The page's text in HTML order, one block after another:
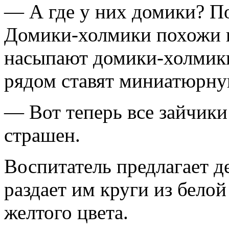
— А где у них домики?
Домики-холмики похожи
насыпают домики-
рядом ставят
— Вот теперь все
страшен.
Воспитатель предлагает
раздает им круги из
желтого цвета.